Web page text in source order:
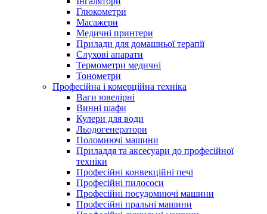
Глюкометри
Масажери
Медичні принтери
Прилади для домашньої терапії
Слухові апарати
Термометри медичні
Тонометри
Професійна і комерційна техніка
Ваги ювелірні
Винні шафи
Кулери для води
Льодогенератори
Поломиючі машини
Приладдя та аксесуари до професійної
техніки
Професійні конвекційні печі
Професійні пилососи
Професійні посудомиючі машини
Професійні пральні машини